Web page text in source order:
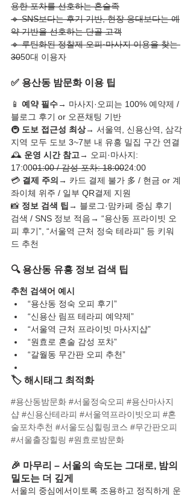
용한 포차를 선호하는 혼술족
🔹 SNS보다는 후기 기반, 현장 응대보다는 예
약 기반을 선호하는 단골 고객
🔹 루틴화된 정찰제 오피·마사지 이용을 찾는
3050대 이용자
✅ 용산동 밤문화 이용 팁
📱 예약 필수→ 마사지·오피는 100% 예약제 /
블로그 후기 or 오픈채팅 기반
🚇 도보 접근성 최상→ 서울역, 신용산역, 삼각
지역 모두 도보 3~7분 내 유흥 밀집 구간 연결
🕰️ 운영 시간 참고→ 오피·마사지:
17:0001:00 / 감성 포차: 18:0024:00
💳 결제 주의→ 카드 결제 불가 多 / 현금 or 계
좌이체 위주 / 일부 QR결제 지원
📸 정보 검색 팁→ 블로그·맘카페 중심 후기
검색 / SNS 정보 적음→ “용산동 프라이빗 오
피 후기”, “서울역 근처 정숙 테라피” 등 키워
드 추천
🔍 용산동 유흥 정보 검색 팁
추천 검색어 예시
“용산동 정숙 오피 후기”
“신용산 림프 테라피 예약제”
“서울역 근처 프라이빗 마사지샵”
“원효로 혼술 감성 포차”
“갈월동 무간판 오피 추천”
🏷️ 해시태그 최적화
#용산동밤문화 #서울정숙오피 #용산마사지
샵 #신용산테라피 #서울역프라이빗오피 #혼
술포차추천 #서울도심힐링코스 #무간판오피
#서울출장힐링 #원효로밤문화
🎉 마무리 – 서울의 속도는 그대로, 밤의
밀도는 더 깊게
서울의 중심에서이토록 조용하고 정직하게 운